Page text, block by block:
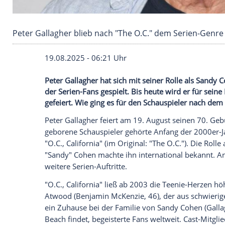
Peter Gallagher blieb nach "The O.C." dem
19.08.2025 - 06:21 Uhr
Peter Gallagher hat sich mit seiner
der Serien-Fans gespielt. Bis heute wird
gefeiert. Wie ging es für den